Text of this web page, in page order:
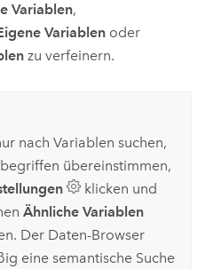
Variablen,
Variablenoder
zu verfeinern.
nach Variablen suchen,
übereinstimmen,
klicken und
Ähnliche Variablen
Der Daten-Browser
eine semantische Suche